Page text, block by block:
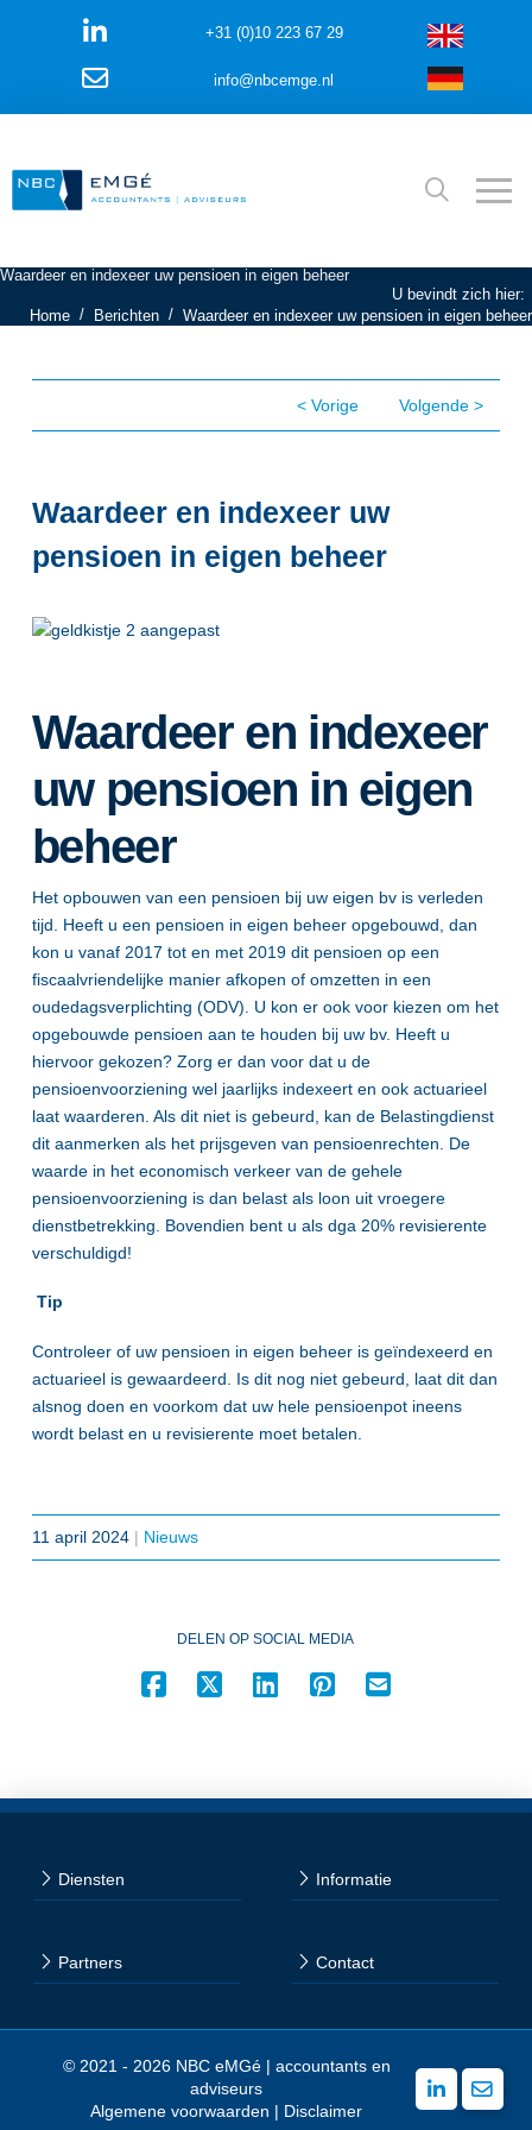
+31 (0)10 223 67 29
info@nbcemge.nl
Waardeer en indexeer uw pensioen in eigen beheer
U bevindt zich hier:
Home / Berichten / Waardeer en indexeer uw pensioen in eigen beheer
< Vorige Volgende >
Waardeer en indexeer uw
pensioen in eigen beheer
Waardeer en indexeer
uw pensioen in eigen
beheer
Het opbouwen van een pensioen bij uw eigen bv is verleden
tijd. Heeft u een pensioen in eigen beheer opgebouwd, dan
kon u vanaf 2017 tot en met 2019 dit pensioen op een
fiscaalvriendelijke manier afkopen of omzetten in een
oudedagsverplichting (ODV). U kon er ook voor kiezen om het
opgebouwde pensioen aan te houden bij uw bv. Heeft u
hiervoor gekozen? Zorg er dan voor dat u de
pensioenvoorziening wel jaarlijks indexeert en ook actuarieel
laat waarderen. Als dit niet is gebeurd, kan de Belastingdienst
dit aanmerken als het prijsgeven van pensioenrechten. De
waarde in het economisch verkeer van de gehele
pensioenvoorziening is dan belast als loon uit vroegere
dienstbetrekking. Bovendien bent u als dga 20% revisierente
verschuldigd!
Tip
Controleer of uw pensioen in eigen beheer is geïndexeerd en
actuarieel is gewaardeerd. Is dit nog niet gebeurd, laat dit dan
alsnog doen en voorkom dat uw hele pensioenpot ineens
wordt belast en u revisierente moet betalen.
11 april 2024| Nieuws
DELEN OP SOCIAL MEDIA
Diensten Informatie
Partners Contact
© 2021 - 2026 NBC eMGé | accountants en
adviseurs
Algemene voorwaarden | Disclaimer